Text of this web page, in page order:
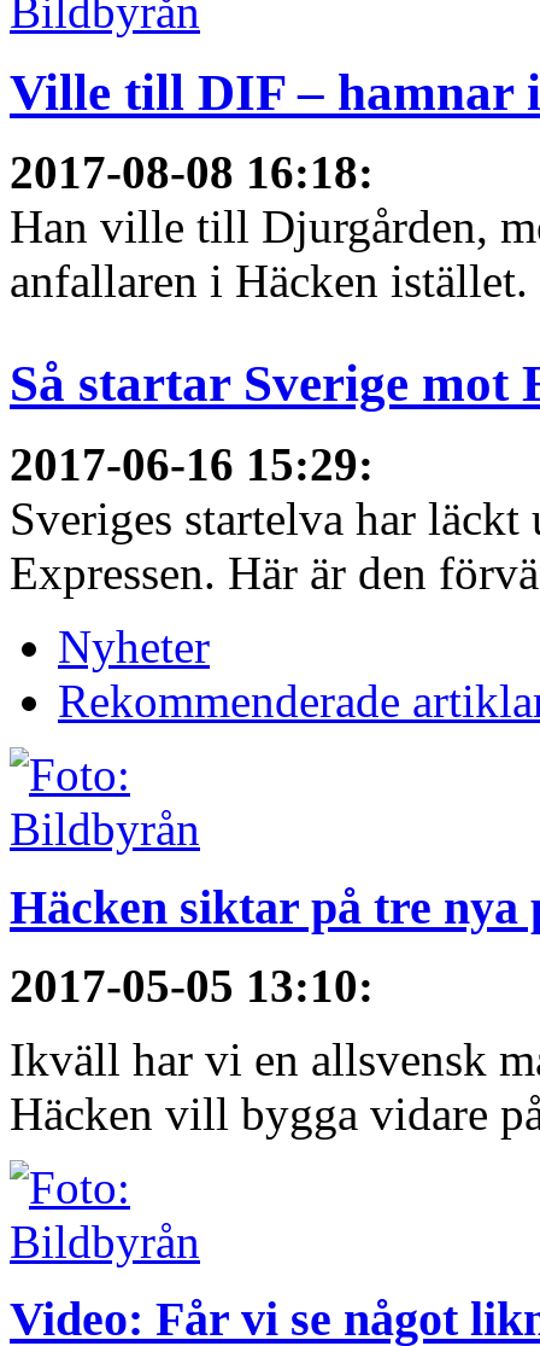
Ville till DIF – hamnar
2017-08-08 16:18:
Han ville till Djurgården,
anfallaren i Häcken
Så startar Sverige mot
2017-06-16 15:29:
Sveriges startelva har
Expressen. Här är den
Nyheter
Rekommenderade
Häcken siktar på tre nya
2017-05-05 13:10:
Ikväll har vi en allsvensk
Häcken vill bygga vidare
Video: Får vi se något